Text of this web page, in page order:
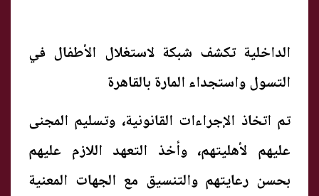
الداخلية تكشف شبكة لاستغلال الأطفال في
التسول واستجداء المارة بالقاهرة
تم اتخاذ الإجراءات القانونية، وتسليم المجنى
عليهم لأهليتهم، وأخذ التعهد اللازم عليهم
بحسن رعايتهم والتنسيق مع الجهات المعنية